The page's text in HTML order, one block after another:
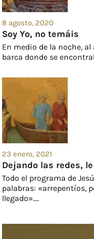
8 agosto, 2020
Soy Yo, no temáis
En medio de la noche, al
barca donde se
23 enero, 2021
Dejando las redes,
Todo el programa de
palabras: «arrepentíos,
llegado»....